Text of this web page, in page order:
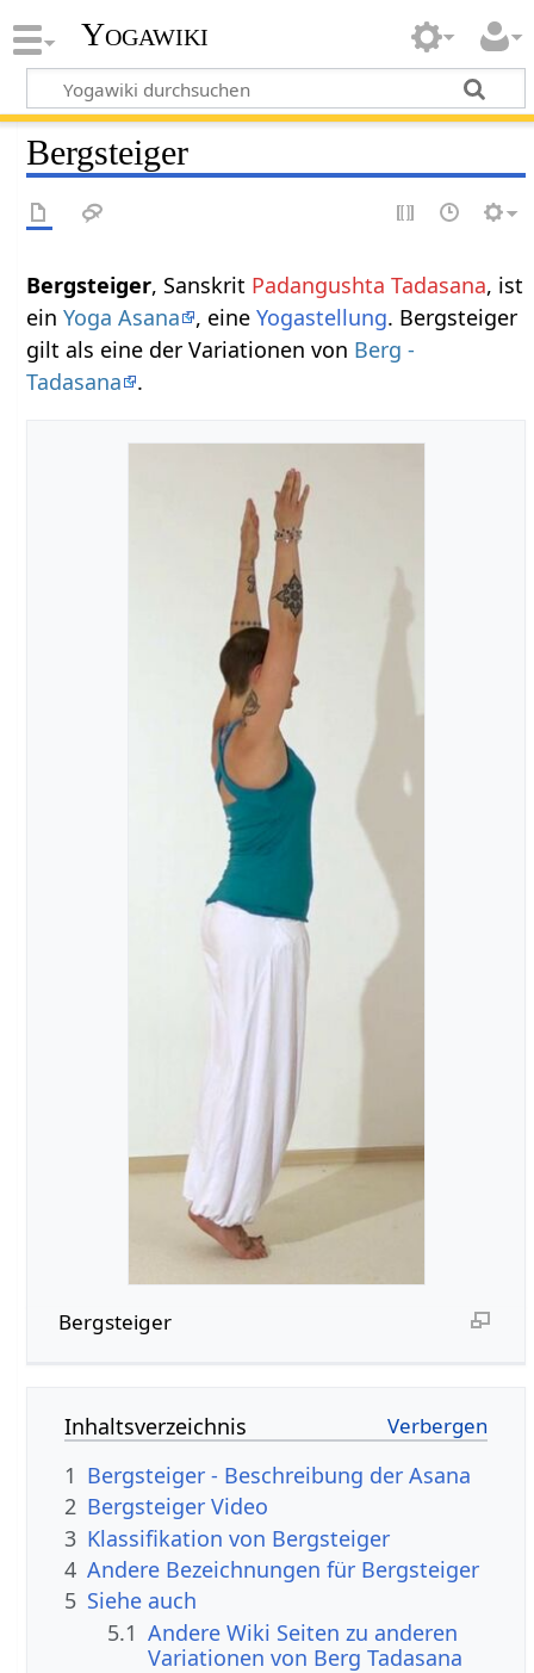
Yogawiki
Bergsteiger
Bergsteiger, Sanskrit Padangushta Tadasana, ist
einYoga Asana , eineYogastellung. Bergsteiger
gilt als eine der Variationen von Berg -
Tadasana
.
Bergsteiger
Inhaltsverzeichnis
1 Bergsteiger - Beschreibung der Asana
2 Bergsteiger Video
3 Klassifikation von Bergsteiger
4 Andere Bezeichnungen für Bergsteiger
5 Siehe auch
5.1 Andere Wiki Seiten zu anderen
Variationen von Berg Tadasana